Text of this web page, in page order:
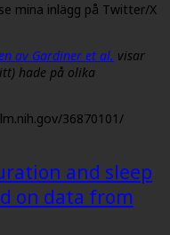
mina inlägg på Twitter/X
av Gardiner et al. visar
hade på olika
and sleep
on data from